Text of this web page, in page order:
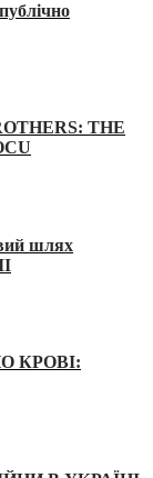
THE
шлях
КРОВІ: